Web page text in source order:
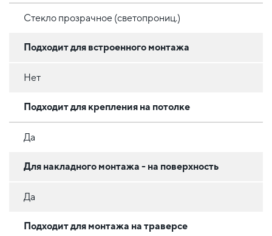
Стекло прозрачное (светопрониц.)
Подходит для встроенного монтажа
Нет
Подходит для крепления на потолке
Да
Для накладного монтажа - на поверхность
Да
Подходит для монтажа на траверсе